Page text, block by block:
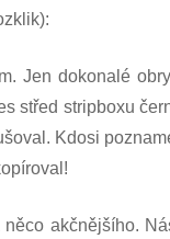
Jen dokonalé
střed stripboxu
Kdosi
akčnějšího.